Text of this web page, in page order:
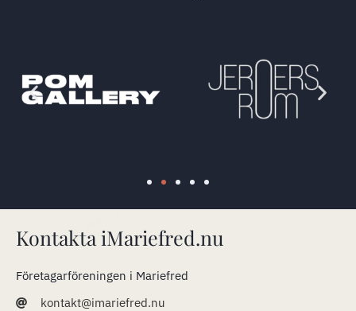
Kontakta iMariefred.nu
Företagarföreningen i Mariefred
kontakt@imariefred.nu